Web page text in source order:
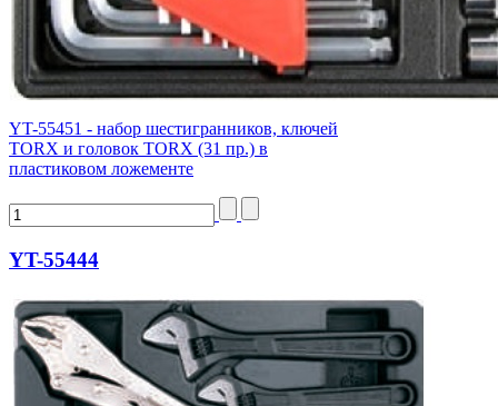
YT-55451 - набор шестигранников, ключей
TORX и головок TORX (31 пр.) в
пластиковом ложементе
YT-55444